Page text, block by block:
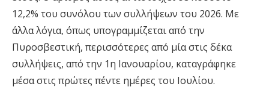
12,2% του συνόλου των συλλήψεων του 2026. Με
άλλα λόγια, όπως υπογραμμίζεται από την
Πυροσβεστική, περισσότερες από μία στις δέκα
συλλήψεις, από την 1η Ιανουαρίου, καταγράφηκε
μέσα στις πρώτες πέντε ημέρες του Ιουλίου.